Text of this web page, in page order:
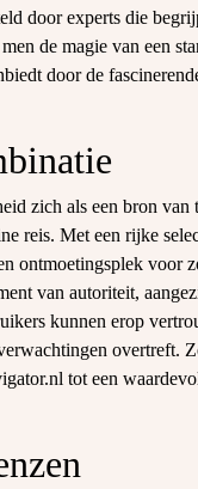
door experts die
de magie van een
door de
zich als een bron van
reis. Met een rijke
ontmoetingsplek voor
van autoriteit,
kunnen erop
overtreft.
tot een